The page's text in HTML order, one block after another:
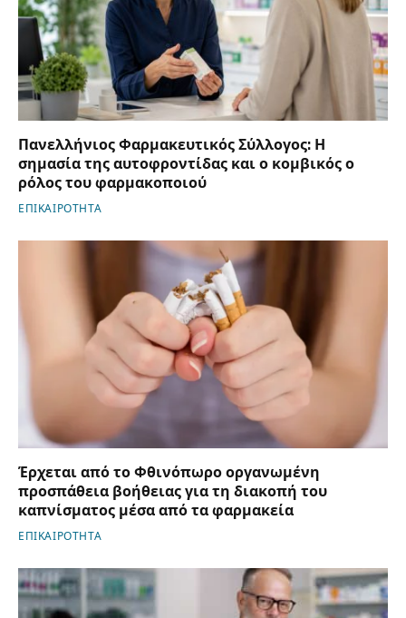
Πανελλήνιος Φαρμακευτικός Σύλλογος: Η
σημασία της αυτοφροντίδας και ο κομβικός ο
ρόλος του φαρμακοποιού
ΕΠΙΚΑΙΡΟΤΗΤΑ
Έρχεται από το Φθινόπωρο οργανωμένη
προσπάθεια βοήθειας για τη διακοπή του
καπνίσματος μέσα από τα φαρμακεία
ΕΠΙΚΑΙΡΟΤΗΤΑ